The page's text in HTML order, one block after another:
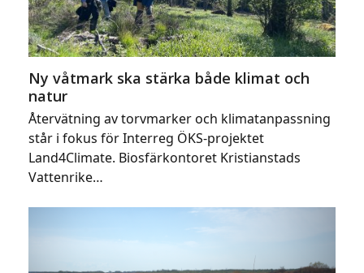
Ny våtmark ska stärka både klimat och
natur
Återvätning av torvmarker och klimatanpassning
står i fokus för Interreg ÖKS-projektet
Land4Climate. Biosfärkontoret Kristianstads
Vattenrike…